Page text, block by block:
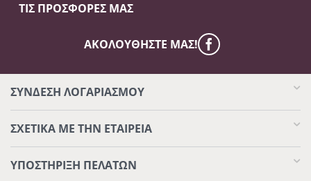
ΤΙΣ ΠΡΟΣΦΟΡΈΣ ΜΑΣ
ΑΚΟΛΟΥΘΉΣΤΕ ΜΑΣ!
ΣΥΝΔΕΣΗ ΛΟΓΑΡΙΑΣΜΟΥ​
ΣΧΕΤΙΚΆ ΜΕ ΤΗΝ ΕΤΑΙΡΕΊΑ
ΥΠΟΣΤΉΡΙΞΗ ΠΕΛΑΤΏΝ